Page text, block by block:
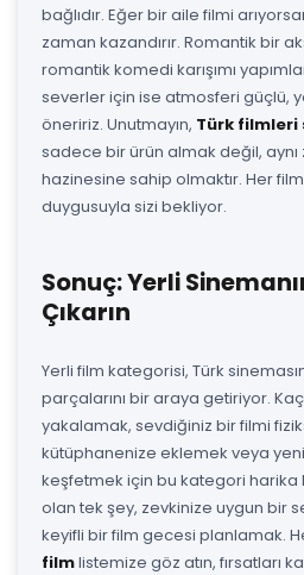
bağlıdır. Eğer bir aile filmi
zaman kazandırır. Romantik bir
romantik komedi karışımı
severler için ise atmosferi güçlü,
öneririz. Unutmayın, Türk filmleri
sadece bir ürün almak değil,
hazinesine sahip olmaktır. Her
duygusuyla sizi bekliyor.
Sonuç: Yerli
Çıkarın
Yerli film kategorisi, Türk
parçalarını bir araya getiriyor.
yakalamak, sevdiğiniz bir filmi
kütüphanenize eklemek veya
keşfetmek için bu kategori harika
olan tek şey, zevkinize uygun bir
keyifli bir film gecesi planlamak.
filmlistemize göz atın, fırsatları